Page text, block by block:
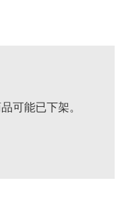
可能已下架。